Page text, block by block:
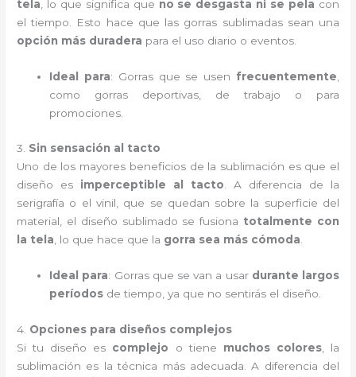
tela , lo que significa que no se desgasta ni se pela con
el tiempo. Esto hace que las gorras sublimadas sean una
opción más duradera para el uso diario o eventos.
Ideal para: Gorras que se usen frecuentemente
como gorras deportivas, de trabajo o para
promociones.
3. Sin sensación al tacto
Uno de los mayores beneficios de la sublimación es que el
diseño es imperceptible al tacto. A diferencia de la
serigrafía o el vinil, que se quedan sobre la superficie del
material, el diseño sublimado se fusiona totalmente con
la tela, lo que hace que la gorra sea más cómoda.
Ideal para: Gorras que se van a usar durante largos
períodos de tiempo, ya que no sentirás el diseño.
4. Opciones para diseños complejos
Si tu diseño es complejo o tiene muchos colores, la
sublimación es la técnica más adecuada. A diferencia del